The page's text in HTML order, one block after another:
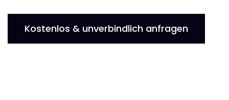
Kostenlos & unverbindlich anfragen